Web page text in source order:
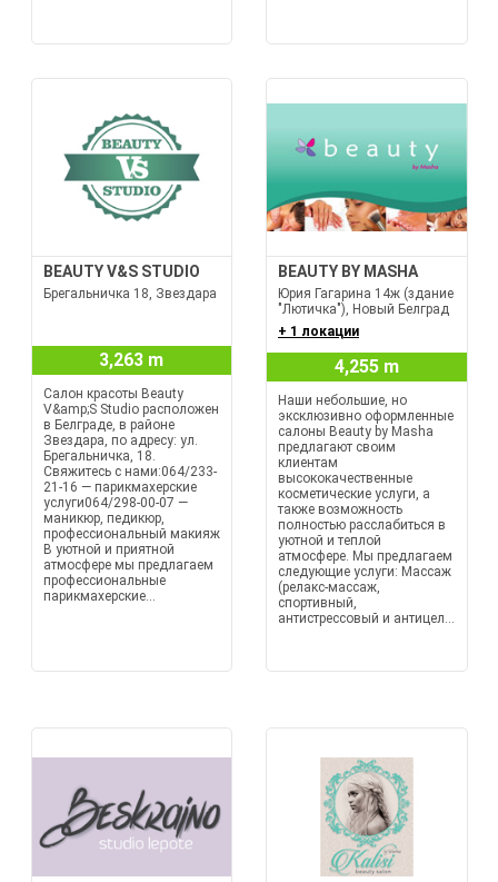
BEAUTY V&S STUDIO
Брегальничка 18, Звездара
3,263 m
Салон красоты Beauty
V&amp;S Studio расположен
в Белграде, в районе
Звездара, по адресу: ул.
Брегальничка, 18.
Свяжитесь с нами:064/233-
21-16 — парикмахерские
услуги064/298-00-07 —
маникюр, педикюр,
профессиональный макияж
В уютной и приятной
атмосфере мы предлагаем
профессиональные
парикмахерские...
BEAUTY BY MASHA
Юрия Гагарина 14ж (здание
"Лютичка"), Новый Белград
+ 1 локации
4,255 m
Наши небольшие, но
эксклюзивно оформленные
салоны Beauty by Masha
предлагают своим
клиентам
высококачественные
косметические услуги, а
также возможность
полностью расслабиться в
уютной и теплой
атмосфере. Мы предлагаем
следующие услуги: Массаж
(релакс-массаж,
спортивный,
антистрессовый и антицел...